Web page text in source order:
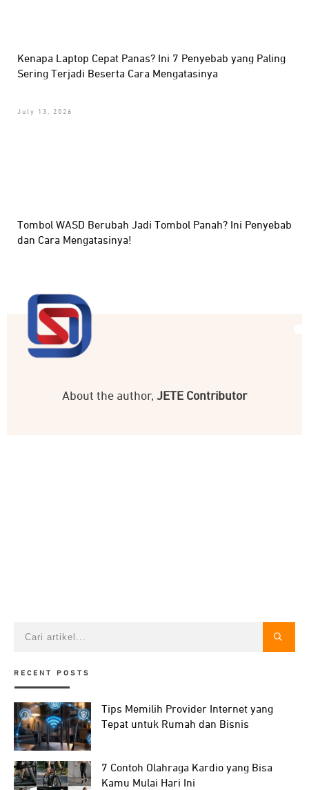
Kenapa Laptop Cepat Panas? Ini 7 Penyebab yang Paling
Sering Terjadi Beserta Cara Mengatasinya
July 13, 2026
Tombol WASD Berubah Jadi Tombol Panah? Ini Penyebab
dan Cara Mengatasinya!
About the author, JETE Contributor
RECENT POSTS
Tips Memilih Provider Internet yang
Tepat untuk Rumah dan Bisnis
7 Contoh Olahraga Kardio yang Bisa
Kamu Mulai Hari Ini